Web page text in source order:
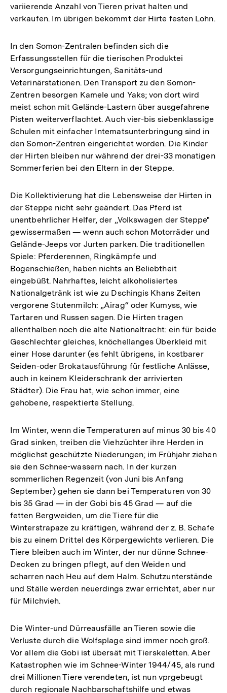
variierende Anzahl von Tieren privat halten und
verkaufen. Im übrigen bekommt der Hirte festen Lohn.
In den Somon-Zentralen befinden sich die
Erfassungsstellen für die tierischen Produktei
Versorgungseinrichtungen, Sanitäts-und
Veterinärstationen. Den Transport zu den Somon-
Zentren besorgen Kamele und Yaks; von dort wird
meist schon mit Gelände-Lastern über ausgefahrene
Pisten weiterverflachtet. Auch vier-bis siebenklassige
Schulen mit einfacher Intematsunterbringung sind in
den Somon-Zentren eingerichtet worden. Die Kinder
der Hirten bleiben nur während der drei-33 monatigen
Sommerferien bei den Eltern in der Steppe.
Die Kollektivierung hat die Lebensweise der Hirten in
der Steppe nicht sehr geändert. Das Pferd ist
unentbehrlicher Helfer, der „Volkswagen der Steppe"
gewissermaßen — wenn auch schon Motorräder und
Gelände-Jeeps vor Jurten parken. Die traditionellen
Spiele: Pferderennen, Ringkämpfe und
Bogenschießen, haben nichts an Beliebtheit
eingebüßt. Nahrhaftes, leicht alkoholisiertes
Nationalgetränk ist wie zu Dschingis Khans Zeiten
vergorene Stutenmilch: „Airag“ oder Kumyss, wie
Tartaren und Russen sagen. Die Hirten tragen
allenthalben noch die alte Nationaltracht: ein für beide
Geschlechter gleiches, knöchellanges Überkleid mit
einer Hose darunter (es fehlt übrigens, in kostbarer
Seiden-oder Brokatausführung für festliche Anlässe,
auch in keinem Kleiderschrank der arrivierten
Städter). Die Frau hat, wie schon immer, eine
gehobene, respektierte Stellung.
Im Winter, wenn die Temperaturen auf minus 30 bis 40
Grad sinken, treiben die Viehzüchter ihre Herden in
möglichst geschützte Niederungen; im Frühjahr ziehen
sie den Schnee-wassern nach. In der kurzen
sommerlichen Regenzeit (von Juni bis Anfang
September) gehen sie dann bei Temperaturen von 30
bis 35 Grad — in der Gobi bis 45 Grad — auf die
fetten Bergweiden, um die Tiere für die
Winterstrapaze zu kräftigen, während der z. B. Schafe
bis zu einem Drittel des Körpergewichts verlieren. Die
Tiere bleiben auch im Winter, der nur dünne Schnee-
Decken zu bringen pflegt, auf den Weiden und
scharren nach Heu auf dem Halm. Schutzunterstände
und Ställe werden neuerdings zwar errichtet, aber nur
für Milchvieh.
Die Winter-und Dürreausfälle an Tieren sowie die
Verluste durch die Wolfsplage sind immer noch groß.
Vor allem die Gobi ist übersät mit Tierskeletten. Aber
Katastrophen wie im Schnee-Winter 1944/45, als rund
drei Millionen Tiere verendeten, ist nun vprgebeugt
durch regionale Nachbarschaftshilfe und etwas
Zum